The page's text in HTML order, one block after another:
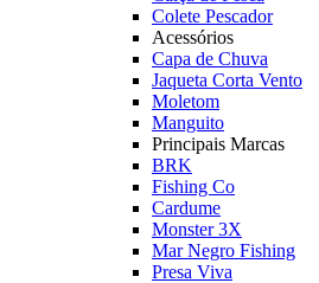
Colete Pescador
Acessórios
Capa de Chuva
Jaqueta Corta Vento
Moletom
Manguito
Principais Marcas
BRK
Fishing Co
Cardume
Monster 3X
Mar Negro Fishing
Presa Viva